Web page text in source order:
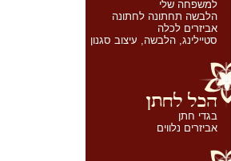
למשפחה שלי
הלבשה תחתונה לחתונה
אביזרים לכלה
סטיילינג, הלבשה, עיצוב סגנון
בגדי חתן
אביזרים נלווים